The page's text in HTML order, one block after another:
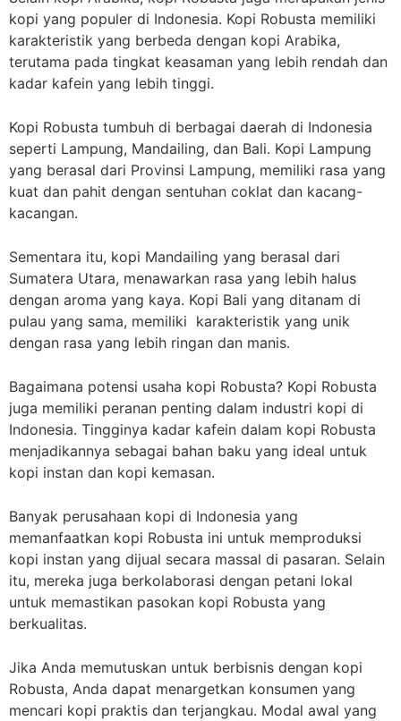
kopi yang populer di Indonesia. Kopi Robusta memiliki
karakteristik yang berbeda dengan kopi Arabika,
terutama pada tingkat keasaman yang lebih rendah dan
kadar kafein yang lebih tinggi.
Kopi Robusta tumbuh di berbagai daerah di Indonesia
seperti Lampung, Mandailing, dan Bali. Kopi Lampung
yang berasal dari Provinsi Lampung, memiliki rasa yang
kuat dan pahit dengan sentuhan coklat dan kacang-
kacangan.
Sementara itu, kopi Mandailing yang berasal dari
Sumatera Utara, menawarkan rasa yang lebih halus
dengan aroma yang kaya. Kopi Bali yang ditanam di
pulau yang sama, memiliki karakteristik yang unik
dengan rasa yang lebih ringan dan manis.
Bagaimana potensi usaha kopi Robusta? Kopi Robusta
juga memiliki peranan penting dalam industri kopi di
Indonesia. Tingginya kadar kafein dalam kopi Robusta
menjadikannya sebagai bahan baku yang ideal untuk
kopi instan dan kopi kemasan.
Banyak perusahaan kopi di Indonesia yang
memanfaatkan kopi Robusta ini untuk memproduksi
kopi instan yang dijual secara massal di pasaran. Selain
itu, mereka juga berkolaborasi dengan petani lokal
untuk memastikan pasokan kopi Robusta yang
berkualitas.
Jika Anda memutuskan untuk berbisnis dengan kopi
Robusta, Anda dapat menargetkan konsumen yang
mencari kopi praktis dan terjangkau. Modal awal yang